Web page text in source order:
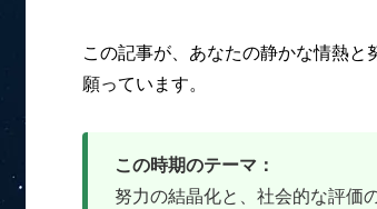
この記事が、あなたの静かな情熱
願っています。
この時期のテーマ：
努力の結晶化と、社会的な評価